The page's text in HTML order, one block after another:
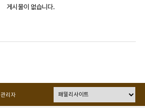
게시물이 없습니다.
관리자